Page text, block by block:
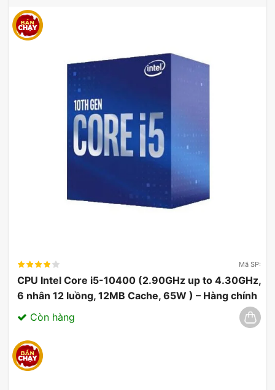
Mã SP:
CPU Intel Core i5-10400 (2.90GHz up to 4.30GHz,
6 nhân 12 luồng, 12MB Cache, 65W ) – Hàng chính
hãng 03/2025
Còn hàng